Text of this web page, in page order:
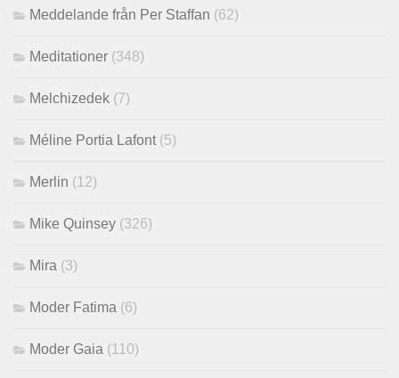
Meddelande från Per Staffan (62)
Meditationer (348)
Melchizedek (7)
Méline Portia Lafont (5)
Merlin (12)
Mike Quinsey (326)
Mira (3)
Moder Fatima (6)
Moder Gaia (110)